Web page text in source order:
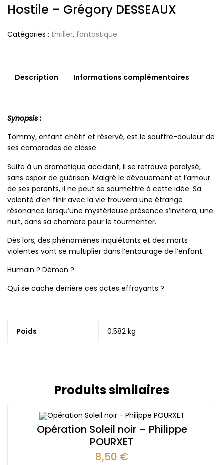
Hostile – Grégory DESSEAUX
Catégories : thriller, fantastique
Description Informations complémentaires
Synopsis :
Tommy, enfant chétif et réservé, est le souffre-douleur de
ses camarades de classe.
Suite à un dramatique accident, il se retrouve paralysé,
sans espoir de guérison. Malgré le dévouement et l’amour
de ses parents, il ne peut se soumettre à cette idée. Sa
volonté d’en finir avec la vie trouvera une étrange
résonance lorsqu’une mystérieuse présence s’invitera, une
nuit, dans sa chambre pour le tourmenter.
Dès lors, des phénomènes inquiétants et des morts
violentes vont se multiplier dans l’entourage de l’enfant.
Humain ? Démon ?
Qui se cache derrière ces actes effrayants ?
Poids 0,582 kg
Produits similaires
Opération Soleil noir – Philippe
POURXET
8,50 €